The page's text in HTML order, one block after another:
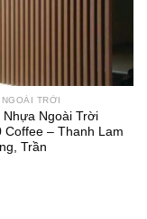
TRỜI
Nhựa Ngoài Trời
Coffee – Thanh Lam
Trần